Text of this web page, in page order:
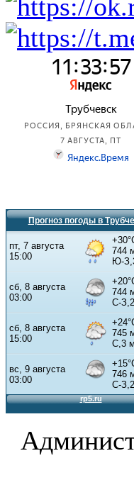
Прогноз погоды в